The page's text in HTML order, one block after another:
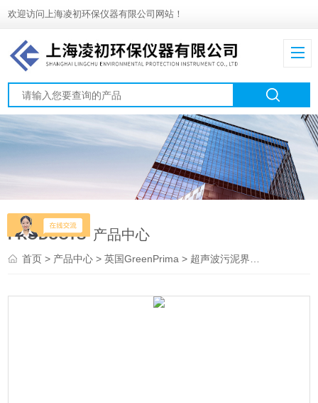
欢迎访问上海凌初环保仪器有限公司网站！
PRODUCTS 产品中心
首页> 产品中心 >英国GreenPrima > 超声波污泥界面仪